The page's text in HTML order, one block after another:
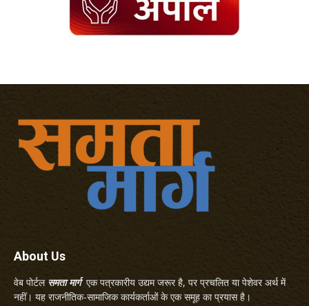
About Us
वेब पोर्टल समता मार्गएक पत्रकारीय उद्यम जरूर है, पर प्रचलित या पेशेवर अर्थ में
नहीं। यह राजनीतिक-सामाजिक कार्यकर्ताओं के एक समूह का प्रयास है।